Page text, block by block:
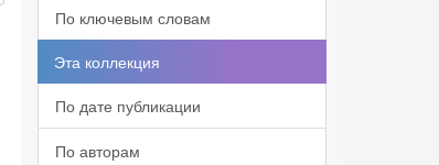
По ключевым словам
Эта коллекция
По дате публикации
По авторам